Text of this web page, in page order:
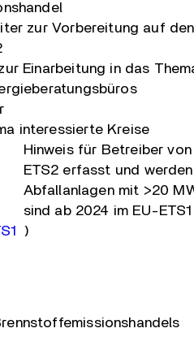
zur Vorbereitung auf
Einarbeitung in das
interessierte Kreise
Hinweis für Betreiber
ETS2 erfasst und
Abfallanlagen mit >20
sind ab 2024 im EU-
)